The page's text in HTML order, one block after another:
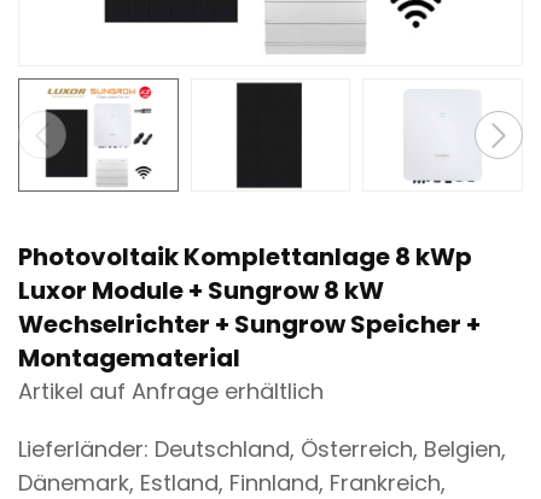
Photovoltaik Komplettanlage 8 kWp
Luxor Module + Sungrow 8 kW
Wechselrichter + Sungrow Speicher +
Montagematerial
Artikel auf Anfrage erhältlich
Lieferländer: Deutschland, Österreich, Belgien,
Dänemark, Estland, Finnland, Frankreich,